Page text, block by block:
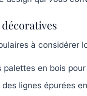
à considérer
palettes en bois
des lignes épurées